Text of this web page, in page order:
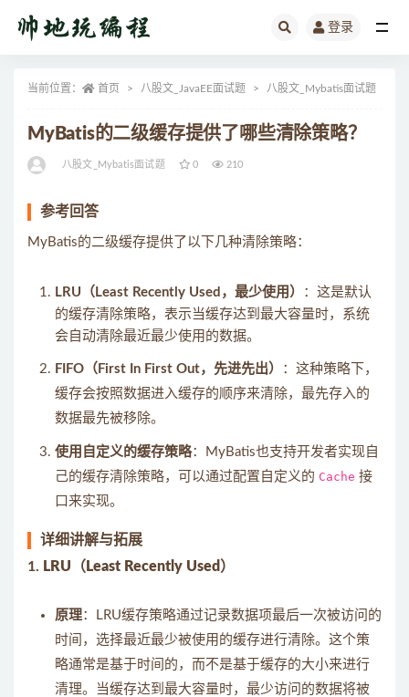
登录
当前位置： 首页 八股文_JavaEE面试题 八股文_Mybatis面试题
MyBatis的二级缓存提供了哪些清除策略？
八股文_Mybatis面试题 0 210
参考回答
MyBatis的二级缓存提供了以下几种清除策略：
LRU（Least Recently Used，最少使用）
：这是默认
的缓存清除策略，表示当缓存达到最大容量时，系统
会自动清除最近最少使用的数据。
FIFO（First In First Out，先进先出）
：这种策略下，
缓存会按照数据进入缓存的顺序来清除，最先存入的
数据最先被移除。
使用自定义的缓存策略：MyBatis也支持开发者实现自
己的缓存清除策略，可以通过配置自定义的 Cache 接
口来实现。
详细讲解与拓展
1. LRU（Least Recently Used）
原理：LRU缓存策略通过记录数据项最后一次被访问的
时间，选择最近最少被使用的缓存进行清除。这个策
略通常是基于时间的，而不是基于缓存的大小来进行
清理。当缓存达到最大容量时，最少访问的数据将被